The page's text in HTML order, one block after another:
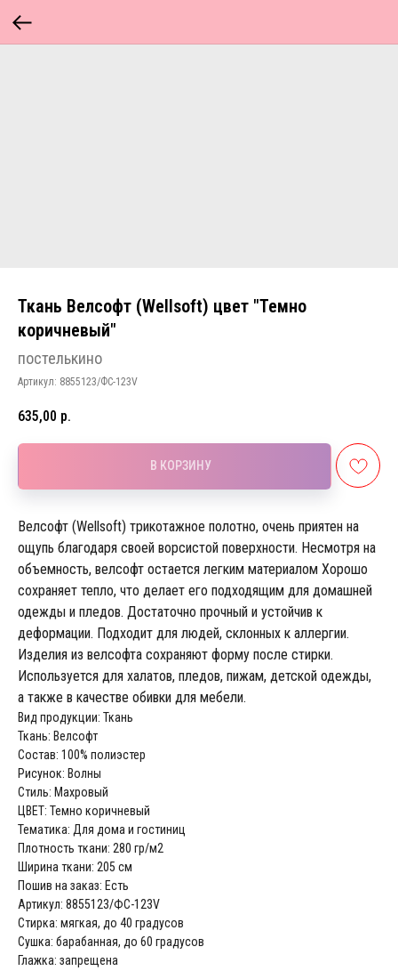
Ткань Велсофт (Wellsoft) цвет "Темно
коричневый"
постелькино
Артикул: 8855123/ФС-123V
635,00 р.
В КОРЗИНУ
Велсофт (Wellsoft) трикотажное полотно, очень приятен на
ощупь благодаря своей ворсистой поверхности. Несмотря на
объемность, велсофт остается легким материалом Хорошо
сохраняет тепло, что делает его подходящим для домашней
одежды и пледов. Достаточно прочный и устойчив к
деформации. Подходит для людей, склонных к аллергии.
Изделия из велсофта сохраняют форму после стирки.
Используется для халатов, пледов, пижам, детской одежды,
а также в качестве обивки для мебели.
Вид продукции: Ткань
Ткань: Велсофт
Состав: 100% полиэстер
Рисунок: Волны
Стиль: Махровый
ЦВЕТ: Темно коричневый
Тематика: Для дома и гостиниц
Плотность ткани: 280 гр/м2
Ширина ткани: 205 см
Пошив на заказ: Есть
Артикул: 8855123/ФС-123V
Стирка: мягкая, до 40 градусов
Сушка: барабанная, до 60 градусов
Глажка: запрещена